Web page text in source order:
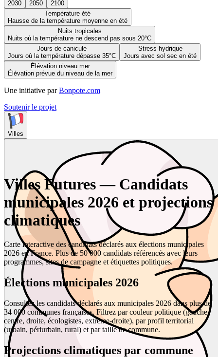
2030 2050
2100
Température été
Hausse de la température moyenne en été
Nuits tropicales
Nuits où la température ne descend pas sous 20°C
Jours de canicule
Jours où la température dépasse 35°C
Stress hydrique
Jours avec sol sec en été
Élévation niveau mer
Élévation prévue du niveau de la mer
Une initiative par Bonpote.com
Soutenir le projet
Villes
Villes Futures — Candidats
municipales 2026 et projections
climatiques
Carte interactive des candidats déclarés aux élections municipales
2026 en France. Plus de 50 000 candidats référencés avec leurs
programmes, sites de campagne et étiquettes politiques.
Élections municipales 2026
Consultez les candidats déclarés aux municipales 2026 dans plus de
34 000 communes françaises. Filtrez par couleur politique (gauche,
centre, droite, écologistes, extrême-droite), par profil territorial
(urbain, périurbain, rural) et par taille de commune.
Projections climatiques par commune